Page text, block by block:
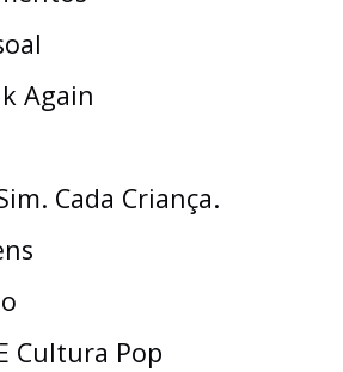
Again
Cada Criança.
Cultura Pop